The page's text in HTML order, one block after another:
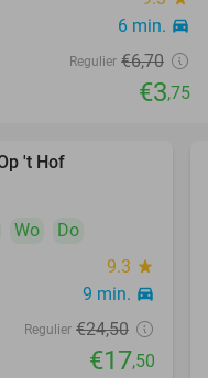
6 min. directions_car
Regulier €6,70
€3,75
't Hof
Wo
Do
9.3 star
9 min. directions_car
Regulier €24,50
€17,50